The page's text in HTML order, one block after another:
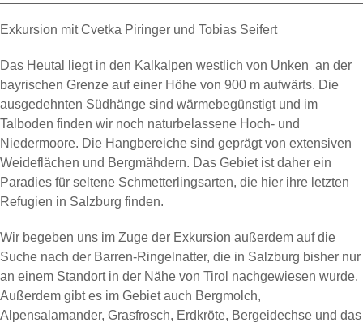
Exkursion mit Cvetka Piringer und Tobias Seifert
Das Heutal liegt in den Kalkalpen westlich von Unken an der
bayrischen Grenze auf einer Höhe von 900 m aufwärts. Die
ausgedehnten Südhänge sind wärmebegünstigt und im
Talboden finden wir noch naturbelassene Hoch- und
Niedermoore. Die Hangbereiche sind geprägt von extensiven
Weideflächen und Bergmähdern. Das Gebiet ist daher ein
Paradies für seltene Schmetterlingsarten, die hier ihre letzten
Refugien in Salzburg finden.
Wir begeben uns im Zuge der Exkursion außerdem auf die
Suche nach der Barren-Ringelnatter, die in Salzburg bisher nur
an einem Standort in der Nähe von Tirol nachgewiesen wurde.
Außerdem gibt es im Gebiet auch Bergmolch,
Alpensalamander, Grasfrosch, Erdkröte, Bergeidechse und das